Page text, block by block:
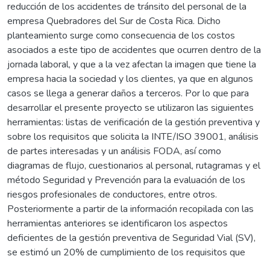
reducción de los accidentes de tránsito del personal de la
empresa Quebradores del Sur de Costa Rica. Dicho
planteamiento surge como consecuencia de los costos
asociados a este tipo de accidentes que ocurren dentro de la
jornada laboral, y que a la vez afectan la imagen que tiene la
empresa hacia la sociedad y los clientes, ya que en algunos
casos se llega a generar daños a terceros. Por lo que para
desarrollar el presente proyecto se utilizaron las siguientes
herramientas: listas de verificación de la gestión preventiva y
sobre los requisitos que solicita la INTE/ISO 39001, análisis
de partes interesadas y un análisis FODA, así como
diagramas de flujo, cuestionarios al personal, rutagramas y el
método Seguridad y Prevención para la evaluación de los
riesgos profesionales de conductores, entre otros.
Posteriormente a partir de la información recopilada con las
herramientas anteriores se identificaron los aspectos
deficientes de la gestión preventiva de Seguridad Vial (SV),
se estimó un 20% de cumplimiento de los requisitos que